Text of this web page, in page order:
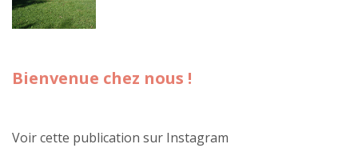
Bienvenue chez nous !
Voir cette publication sur Instagram